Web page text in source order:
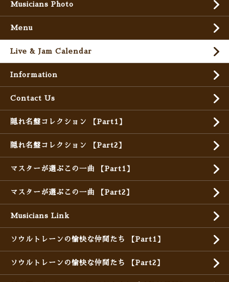
Musicians Photo
Menu
Live & Jam Calendar
Information
Contact Us
隠れ名盤コレクション 【Part1】
隠れ名盤コレクション 【Part2】
マスターが選ぶこの一曲 【Part1】
マスターが選ぶこの一曲 【Part2】
Musicians Link
ソウルトレーンの愉快な仲間たち 【Part1】
ソウルトレーンの愉快な仲間たち 【Part2】